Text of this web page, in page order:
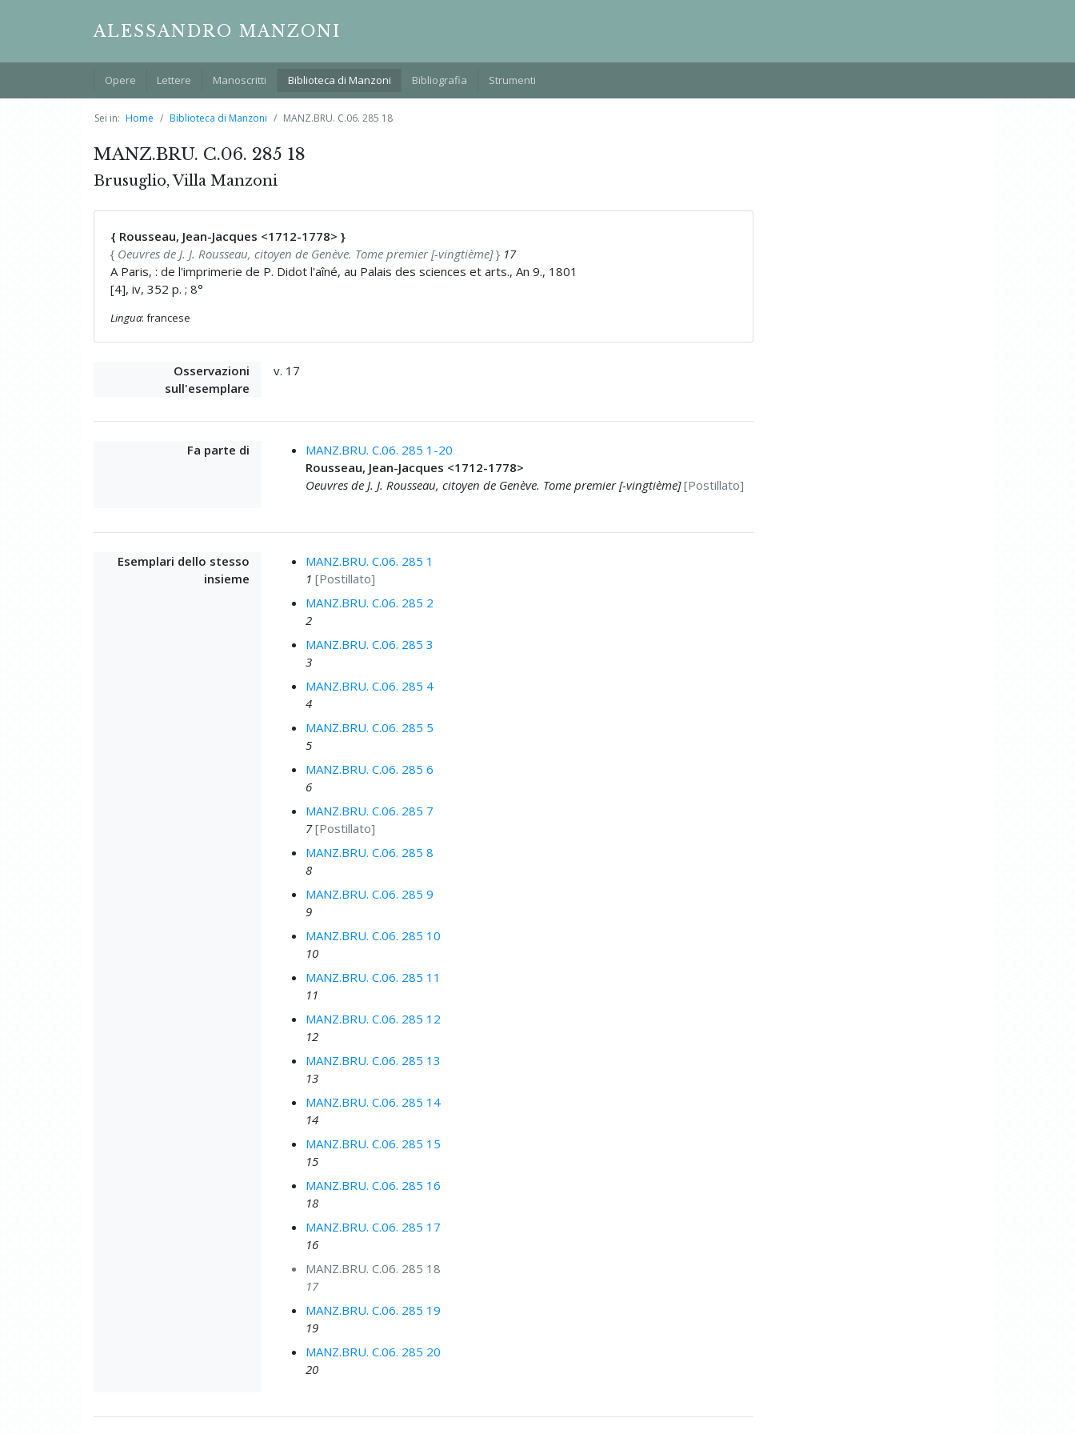
ALESSANDRO MANZONI
Opere Lettere Manoscritti Biblioteca di Manzoni Bibliografia Strumenti
Sei in: Home Biblioteca di Manzoni MANZ.BRU. C.06. 285 18
MANZ.BRU. C.06. 285 18
Brusuglio, Villa Manzoni
{ Rousseau, Jean-Jacques <1712-1778> }
{ Oeuvres de J. J. Rousseau, citoyen de Genève. Tome premier [-vingtième]} 17
A Paris, : de l'imprimerie de P. Didot l'aîné, au Palais des sciences et arts., An 9., 1801
[4], iv, 352 p. ; 8°
Lingua: francese
Osservazioni
sull'esemplare
v. 17
Fa parte di
MANZ.BRU. C.06. 285 1-20
Rousseau, Jean-Jacques <1712-1778>
Oeuvres de J. J. Rousseau, citoyen de Genève. Tome premier [-vingtième] [Postillato]
Esemplari dello stesso
insieme
MANZ.BRU. C.06. 285 1
1 [Postillato]
MANZ.BRU. C.06. 285 2
2
MANZ.BRU. C.06. 285 3
3
MANZ.BRU. C.06. 285 4
4
MANZ.BRU. C.06. 285 5
5
MANZ.BRU. C.06. 285 6
6
MANZ.BRU. C.06. 285 7
7 [Postillato]
MANZ.BRU. C.06. 285 8
8
MANZ.BRU. C.06. 285 9
9
MANZ.BRU. C.06. 285 10
10
MANZ.BRU. C.06. 285 11
11
MANZ.BRU. C.06. 285 12
12
MANZ.BRU. C.06. 285 13
13
MANZ.BRU. C.06. 285 14
14
MANZ.BRU. C.06. 285 15
15
MANZ.BRU. C.06. 285 16
18
MANZ.BRU. C.06. 285 17
16
MANZ.BRU. C.06. 285 18
17
MANZ.BRU. C.06. 285 19
19
MANZ.BRU. C.06. 285 20
20